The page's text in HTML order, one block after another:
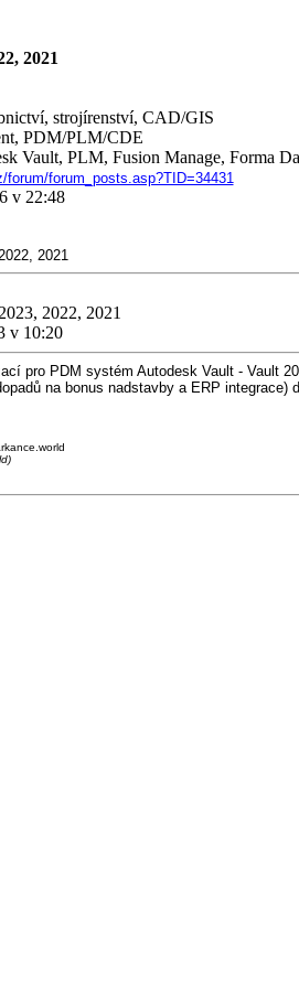
2021
strojírenství, CAD/GIS
PDM/PLM/CDE
Vault, PLM, Fusion Manage, Forma
forum/forum_posts.asp?TID=34431
v 22:48
2021
2022, 2021
v 10:20
pro PDM systém Autodesk Vault - Vault
na bonus nadstavby a ERP integrace)